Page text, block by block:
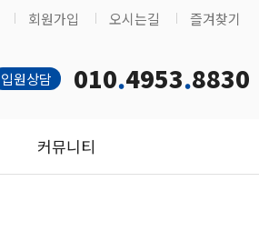
회원가입 오시는길 즐겨찾기
입원상담 010.4953.8830
커뮤니티